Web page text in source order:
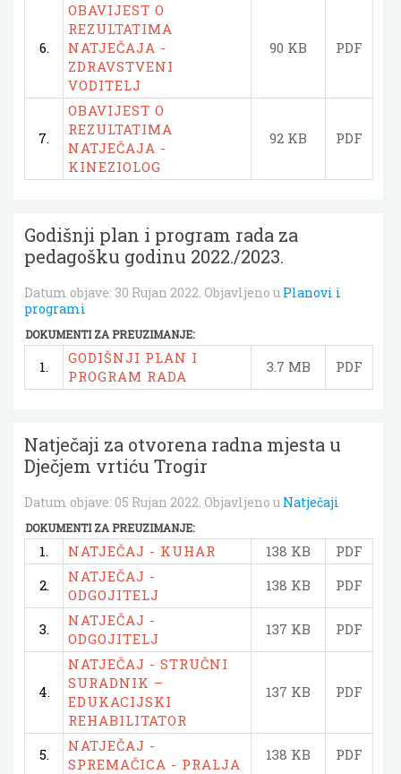
6.
OBAVIJEST O
REZULTATIMA
NATJEČAJA -
ZDRAVSTVENI
VODITELJ
90 KB PDF
7.
OBAVIJEST O
REZULTATIMA
NATJEČAJA -
KINEZIOLOG
92 KB PDF
Godišnji plan i program rada za
pedagošku godinu 2022./2023.
Datum objave: 30 Rujan 2022. Objavljeno u Planovi i
programi
DOKUMENTI ZA PREUZIMANJE:
1.
GODIŠNJI PLAN I
PROGRAM RADA
3.7 MB PDF
Natječaji za otvorena radna mjesta u
Dječjem vrtiću Trogir
Datum objave: 05 Rujan 2022. Objavljeno u Natječaji
DOKUMENTI ZA PREUZIMANJE:
1. NATJEČAJ - KUHAR 138 KB
PDF
2.
NATJEČAJ -
ODGOJITELJ
138 KB PDF
3.
NATJEČAJ -
ODGOJITELJ
137 KB PDF
4.
NATJEČAJ - STRUČNI
SURADNIK –
EDUKACIJSKI
REHABILITATOR
137 KB PDF
5.
NATJEČAJ -
SPREMAČICA - PRALJA
138 KB PDF